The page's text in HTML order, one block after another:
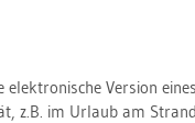
Ver­si­on
z.B. im Ur­laub am